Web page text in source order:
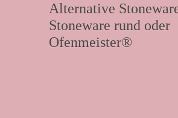
Alternative
Stoneware rund oder
Ofenmeister®